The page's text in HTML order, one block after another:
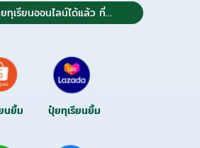
ทุเรียนออนไลน์ได้แล้ว ที่...
นยิ้ม ปุ๋ยทุเรียนยิ้ม